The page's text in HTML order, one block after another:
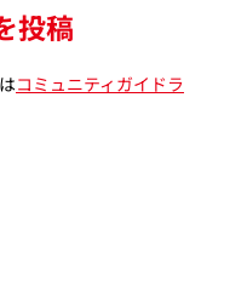
投稿
コミュニティガイドラ